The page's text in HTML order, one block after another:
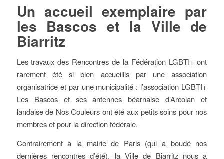
Un accueil exemplaire par
les Bascos et la Ville de
Biarritz
Les travaux des Rencontres de la Fédération LGBTI+ ont
rarement été si bien accueillis par une association
organisatrice et par une municipalité : l’association LGBTI+
Les Bascos et ses antennes béarnaise d’Arcolan et
landaise de Nos Couleurs ont été aux petits soins pour nos
membres et pour la direction fédérale.
Contrairement à la mairie de Paris (qui a boudé nos
dernières rencontres d’été), la Ville de Biarritz nous a